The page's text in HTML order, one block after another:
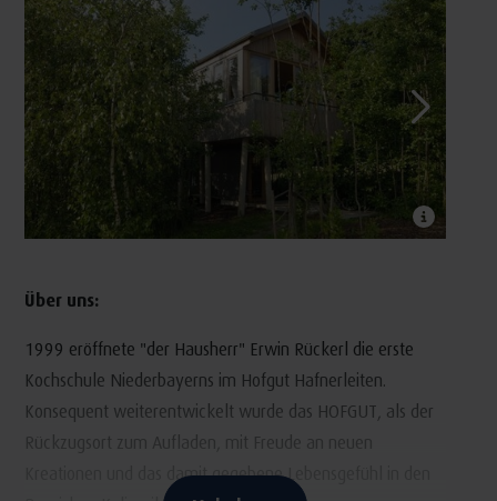
Über uns:
1999 eröffnete "der Hausherr" Erwin Rückerl die erste
Kochschule Niederbayerns im Hofgut Hafnerleiten.
Konsequent weiterentwickelt wurde das HOFGUT, als der
Rückzugsort zum Aufladen, mit Freude an neuen
Kreationen und das damit gegebene Lebensgefühl in den